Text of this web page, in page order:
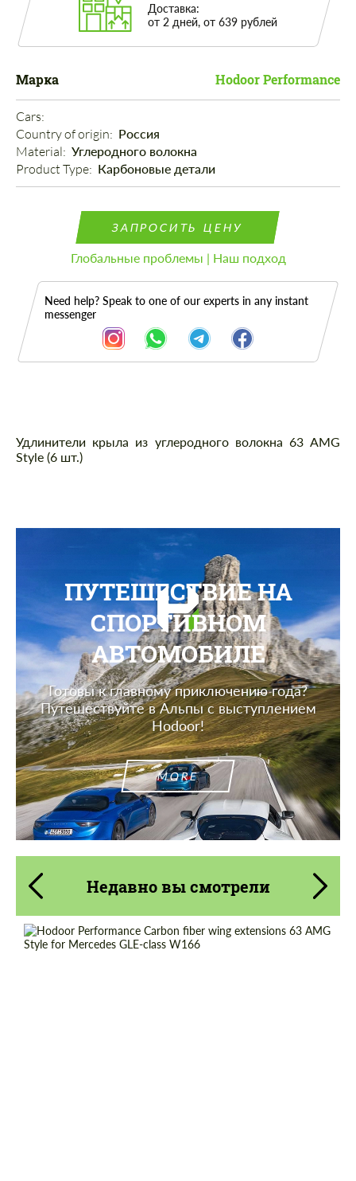
Доставка:
от 2 дней, от 639 рублей
Марка Hodoor Performance
Cars:
Country of origin: Россия
Material: Углеродного волокна
Product Type: Карбоновые детали
ЗАПРОСИТЬ ЦЕНУ
Глобальные проблемы | Наш подход
Need help? Speak to one of our experts in any instant
messenger
Описание
Удлинители крыла из углеродного волокна 63 AMG
Style (6 шт.)
ПУТЕШЕСТВИЕ НА
СПОРТИВНОМ
АВТОМОБИЛЕ
Готовы к главному приключению года?
Путешествуйте в Альпы с выступлением
Hodoor!
MORE
Недавно вы смотрели